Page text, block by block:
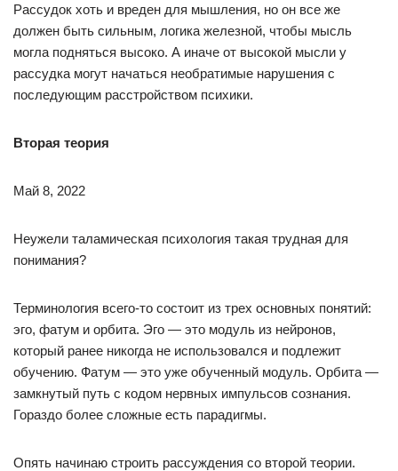
Рассудок хоть и вреден для мышления, но он все же
должен быть сильным, логика железной, чтобы мысль
могла подняться высоко. А иначе от высокой мысли у
рассудка могут начаться необратимые нарушения с
последующим расстройством психики.
Вторая теория
Май 8, 2022
Неужели таламическая психология такая трудная для
понимания?
Терминология всего-то состоит из трех основных понятий:
эго, фатум и орбита. Эго — это модуль из нейронов,
который ранее никогда не использовался и подлежит
обучению. Фатум — это уже обученный модуль. Орбита —
замкнутый путь с кодом нервных импульсов сознания.
Гораздо более сложные есть парадигмы.
Опять начинаю строить рассуждения со второй теории.